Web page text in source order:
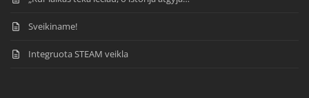
Sveikiname!
Integruota STEAM veikla